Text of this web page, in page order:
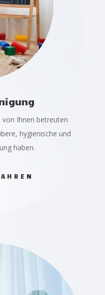
von Ihnen betreuten
hygienische und
haben.